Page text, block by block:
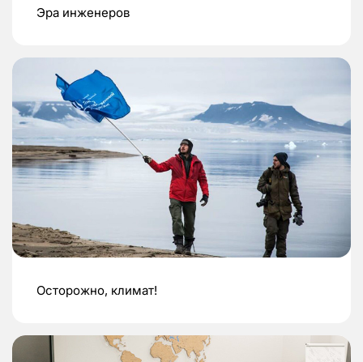
Эра инженеров
Осторожно, климат!